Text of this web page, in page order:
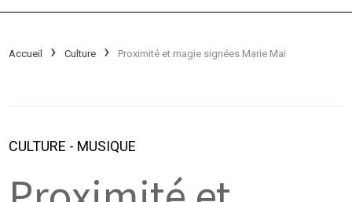
Accueil Culture Proximité et magie signées Marie Mai
CULTURE - MUSIQUE